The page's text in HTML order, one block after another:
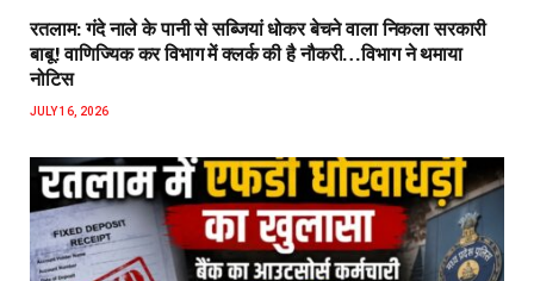
रतलाम: गंदे नाले के पानी से सब्जियां धोकर बेचने वाला निकला सरकारी
बाबू! वाणिज्यिक कर विभाग में क्लर्क की है नौकरी…विभाग ने थमाया
नोटिस
JULY 16, 2026